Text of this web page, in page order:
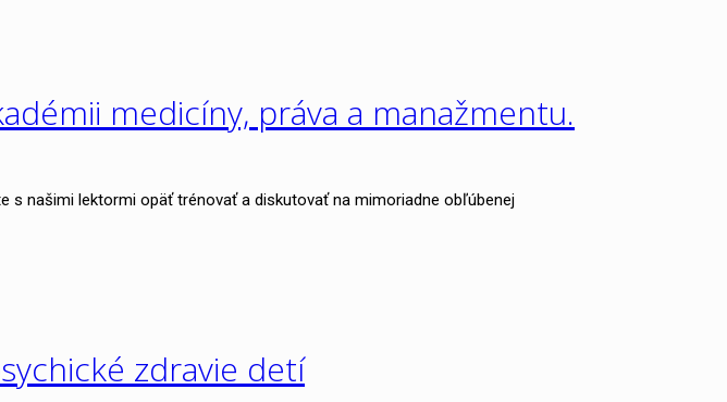
medicíny, práva a manažmentu.
s našimi lektormi opäť trénovať a diskutovať na mimoriadne obľúbenej
zdravie detí